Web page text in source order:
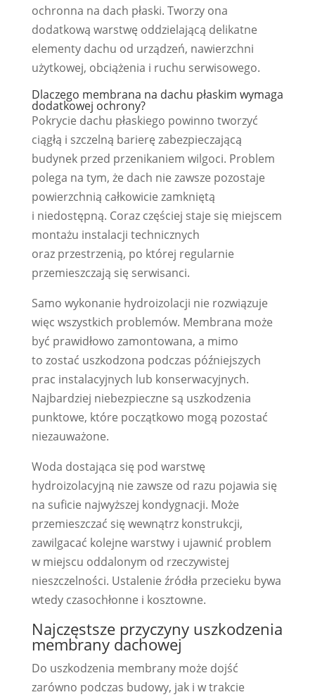
ochronna na dach płaski. Tworzy ona
dodatkową warstwę oddzielającą delikatne
elementy dachu od urządzeń, nawierzchni
użytkowej, obciążenia i ruchu serwisowego.
Dlaczego membrana na dachu płaskim wymaga
dodatkowej ochrony?
Pokrycie dachu płaskiego powinno tworzyć
ciągłą i szczelną barierę zabezpieczającą
budynek przed przenikaniem wilgoci. Problem
polega na tym, że dach nie zawsze pozostaje
powierzchnią całkowicie zamkniętą
i niedostępną. Coraz częściej staje się miejscem
montażu instalacji technicznych
oraz przestrzenią, po której regularnie
przemieszczają się serwisanci.
Samo wykonanie hydroizolacji nie rozwiązuje
więc wszystkich problemów. Membrana może
być prawidłowo zamontowana, a mimo
to zostać uszkodzona podczas późniejszych
prac instalacyjnych lub konserwacyjnych.
Najbardziej niebezpieczne są uszkodzenia
punktowe, które początkowo mogą pozostać
niezauważone.
Woda dostająca się pod warstwę
hydroizolacyjną nie zawsze od razu pojawia się
na suficie najwyższej kondygnacji. Może
przemieszczać się wewnątrz konstrukcji,
zawilgacać kolejne warstwy i ujawnić problem
w miejscu oddalonym od rzeczywistej
nieszczelności. Ustalenie źródła przecieku bywa
wtedy czasochłonne i kosztowne.
Najczęstsze przyczyny uszkodzenia
membrany dachowej
Do uszkodzenia membrany może dojść
zarówno podczas budowy, jak i w trakcie